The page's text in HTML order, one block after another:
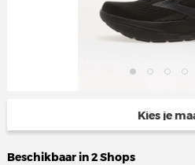
Kies je
Beschikbaar in 2 Shops